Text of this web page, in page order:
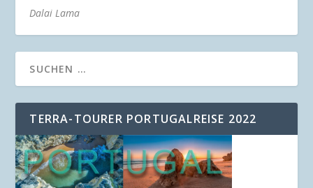
Dalai Lama
TERRA-TOURER PORTUGALREISE 2022